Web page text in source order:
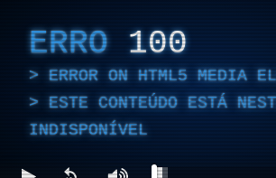
ERRO 100
ERROR ON HTML5 MEDIA
ESTE CONTEÚDO ESTÁ
INDISPONÍVEL